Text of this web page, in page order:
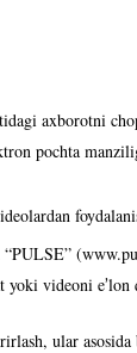
axborotni
pochta
yoki videoni eʼlon
ular